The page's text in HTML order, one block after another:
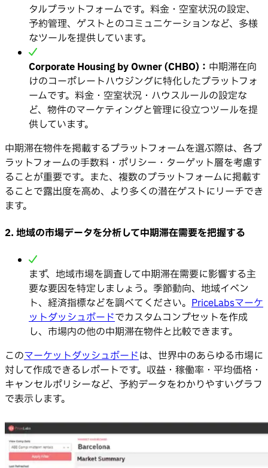
タルプラットフォームです。料金・空室状況の設定、
予約管理、ゲストとのコミュニケーションなど、多様
なツールを提供しています。
Corporate Housing by Owner (CHBO)： 中期滞在向
けのコーポレートハウジングに特化したプラットフォ
ームです。料金・空室状況・ハウスルールの設定な
ど、物件のマーケティングと管理に役立つツールを提
供しています。
中期滞在物件を掲載するプラットフォームを選ぶ際は、各プ
ラットフォームの手数料・ポリシー・ターゲット層を考慮す
ることが重要です。また、複数のプラットフォームに掲載す
ることで露出度を高め、より多くの潜在ゲストにリーチでき
ます。
2. 地域の市場データを分析して中期滞在需要を把握する
まず、地域市場を調査して中期滞在需要に影響する主
要な要因を特定しましょう。季節動向、地域イベン
ト、経済指標などを調べてください。 PriceLabsマーケ
ットダッシュボードでカスタムコンプセットを作成
し、市場内の他の中期滞在物件と比較できます。
このマーケットダッシュボードは、世界中のあらゆる市場に
対して作成できるレポートです。収益・稼働率・平均価格・
キャンセルポリシーなど、予約データをわかりやすいグラフ
で表示します。